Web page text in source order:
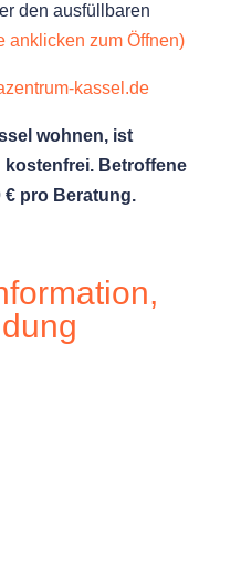
den ausfüllbaren
anklicken zum Öffnen)
kassel.de
wohnen, ist
kostenfrei. Betroffene
€ pro Beratung.